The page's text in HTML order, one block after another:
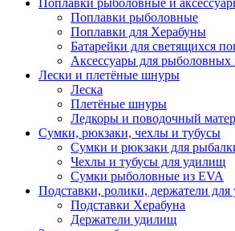
Поплавки рыболовные
Поплавки для Херабуны
Батарейки для светящихся
Аксессуары для рыболовных
Лески и плетёные шнуры
Леска
Плетёные шнуры
Ледкоры и поводочный
Сумки, рюкзаки, чехлы и тубусы
Сумки и рюкзаки для
Чехлы и тубусы для удилищ
Сумки рыболовные из EVA
Подставки, ролики, держатели
Подставки Херабуна
Держатели удилищ